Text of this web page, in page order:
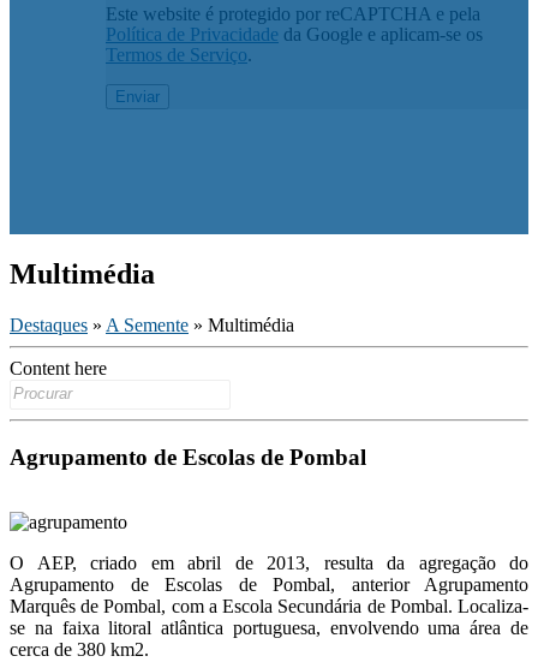
Este website é protegido por reCAPTCHA e pela
Política de Privacidade da Google e aplicam-se os
Termos de Serviço.
Multimédia
Destaques » A Semente » Multimédia
Content here
Search
Agrupamento de Escolas de Pombal
O AEP, criado em abril de 2013, resulta da agregação do
Agrupamento de Escolas de Pombal, anterior Agrupamento
Marquês de Pombal, com a Escola Secundária de Pombal. Localiza-
se na faixa litoral atlântica portuguesa, envolvendo uma área de
cerca de 380 km2.